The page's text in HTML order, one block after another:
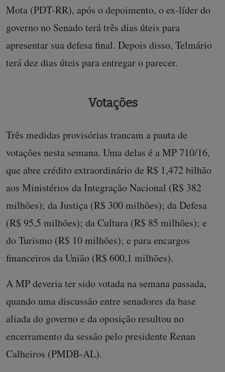
Mota (PDT-RR), após o depoimento, o ex-líder do
governo no Senado terá três dias úteis para
apresentar sua defesa final. Depois disso, Telmário
terá dez dias úteis para entregar o parecer.
Votações
Três medidas provisórias trancam a pauta de
votações nesta semana. Uma delas é a MP 710/16,
que abre crédito extraordinário de R$ 1,472 bilhão
aos Ministérios da Integração Nacional (R$ 382
milhões); da Justiça (R$ 300 milhões); da Defesa
(R$ 95,5 milhões); da Cultura (R$ 85 milhões); e
do Turismo (R$ 10 milhões); e para encargos
financeiros da União (R$ 600,1 milhões).
A MP deveria ter sido votada na semana passada,
quando uma discussão entre senadores da base
aliada do governo e da oposição resultou no
encerramento da sessão pelo presidente Renan
Calheiros (PMDB-AL).